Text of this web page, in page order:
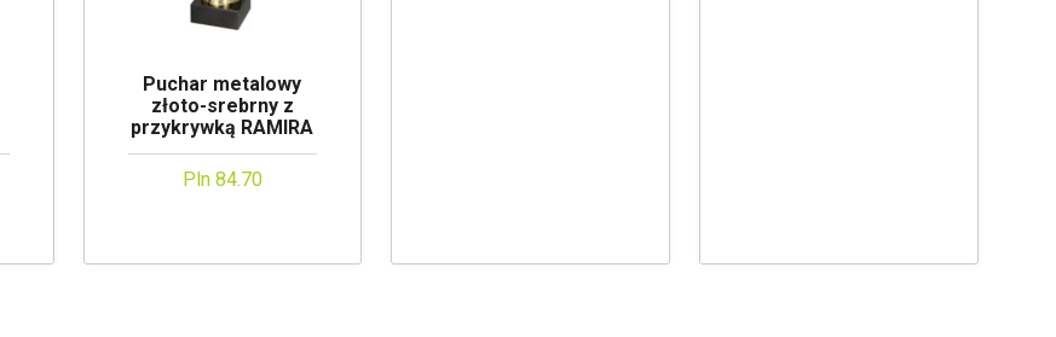
Puchar metalowy
złoto-srebrny z
przykrywką RAMIRA
Pln 84.70